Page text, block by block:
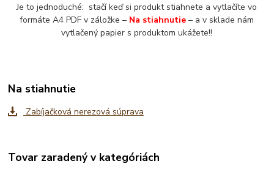
Je to jednoduché: stačí keď si produkt stiahnete a vytlačíte vo
formáte A4 PDF v záložke – Na stiahnutie – a v sklade nám
vytlačený papier s produktom ukážete!!
Na stiahnutie
Zabíjačková nerezová súprava
Tovar zaradený v kategóriách